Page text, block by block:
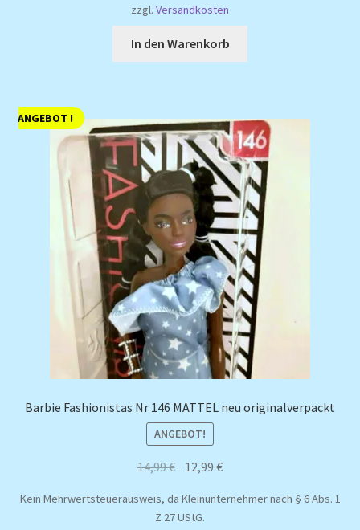
zzgl. Versandkosten
In den Warenkorb
ANGEBOT !
Barbie Fashionistas Nr 146 MATTEL neu originalverpackt
ANGEBOT!
14,99€ Ursprünglicher
war:
14,99 €
12,99€Aktueller
ist:
Kein Mehrwertsteuerausweis, da Kleinunternehmer nach § 6 Abs. 1
Z 27 UStG.